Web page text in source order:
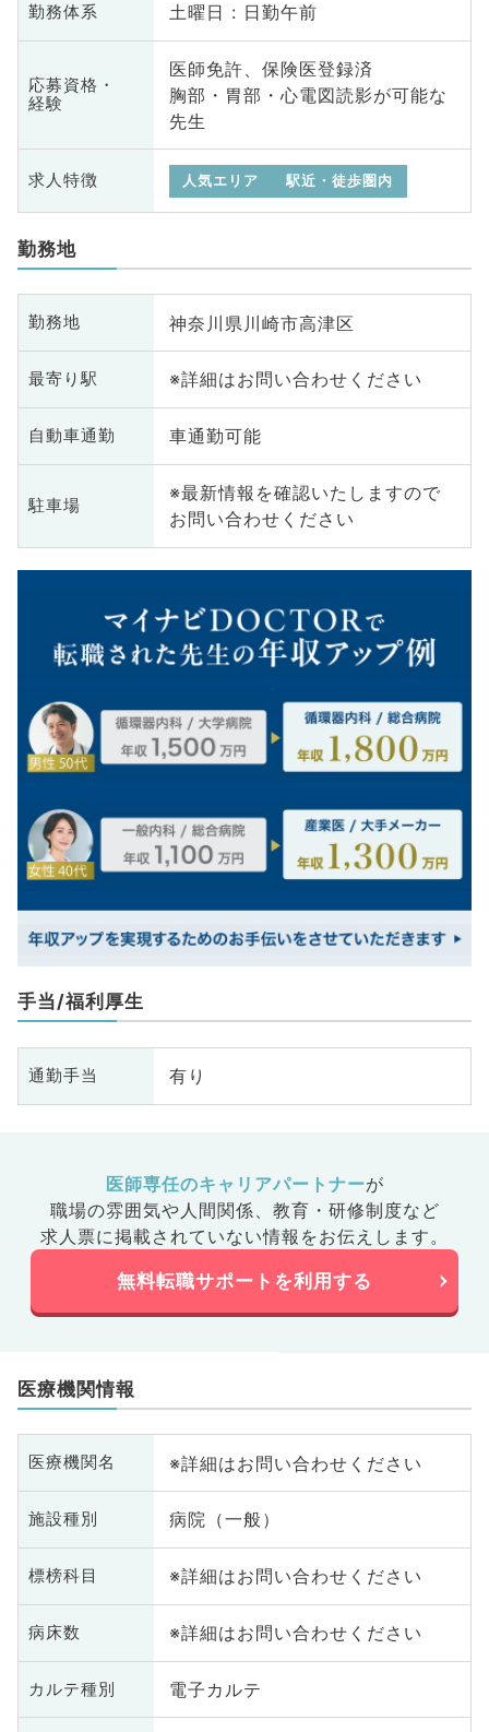
勤務体系 土曜日 : 日勤午前
応募資格・
経験
医師免許、保険医登録済
胸部・胃部・心電図読影が可能な
先生
求人特徴 人気エリア 駅近・徒歩圏内
勤務地
勤務地 神奈川県川崎市高津区
最寄り駅 ※詳細はお問い合わせください
自動車通勤 車通勤可能
駐車場
※最新情報を確認いたしますので
お問い合わせください
手当/福利厚生
通勤手当 有り
医師専任のキャリアパートナーが
職場の雰囲気や人間関係、 教育・研修制度など
求人票に掲載されていない情報をお伝えします。
無料転職サポートを利用する
医療機関情報
医療機関名 ※詳細はお問い合わせください
施設種別 病院（一般）
標榜科目 ※詳細はお問い合わせください
病床数 ※詳細はお問い合わせください
カルテ種別 電子カルテ